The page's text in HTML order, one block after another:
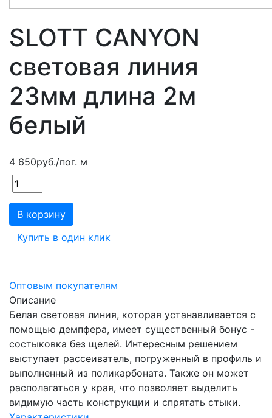
SLOTT CANYON
световая линия
23мм длина 2м
белый
4 650руб./пог. м
В корзину
Купить в один клик
Оптовым покупателям
Описание
Белая световая линия, которая устанавливается с
помощью демпфера, имеет существенный бонус -
состыковка без щелей. Интересным решением
выступает рассеиватель, погруженный в профиль и
выполненный из поликарбоната. Также он может
располагаться у края, что позволяет выделить
видимую часть конструкции и спрятать стыки.